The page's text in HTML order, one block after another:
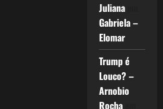
Julianaem
Gabriela –
Elomar
Trump é
Louco? –
Arnobio
Rochaem